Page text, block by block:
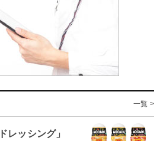
一覧 >
レッシング」